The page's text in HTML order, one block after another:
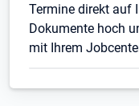
Termine direkt auf
Dokumente hoch
mit Ihrem